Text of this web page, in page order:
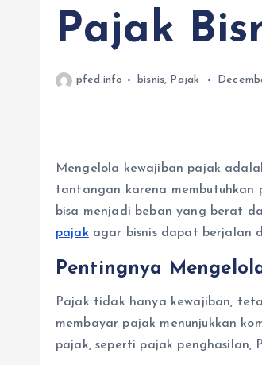
Pajak
pfed.info bisnis, Pajak
Mengelola kewajiban pajak
tantangan karena membutuhkan
bisa menjadi beban yang berat
pajak agar bisnis dapat berjalan
Pentingnya
Pajak tidak hanya kewajiban,
membayar pajak menunjukkan
pajak, seperti pajak penghasilan,